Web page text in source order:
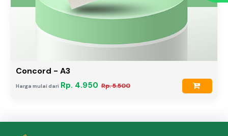
Concord - A3
Harga mulai dari Rp. 4.950 Rp. 5.500